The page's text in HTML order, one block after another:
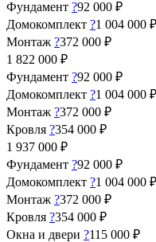
Фундамент ?92 000 ₽
Домокомплект ?1 004 000 ₽
Монтаж ?372 000 ₽
1 822 000 ₽
Фундамент ?92 000 ₽
Домокомплект ?1 004 000 ₽
Монтаж ?372 000 ₽
Кровля ?354 000 ₽
1 937 000 ₽
Фундамент ?92 000 ₽
Домокомплект ?1 004 000 ₽
Монтаж ?372 000 ₽
Кровля ?354 000 ₽
Окна и двери ?115 000 ₽